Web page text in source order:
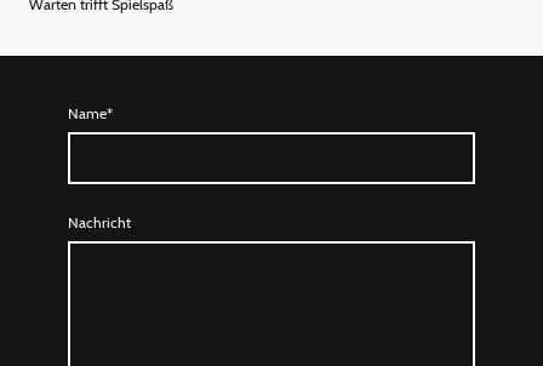
Warten trifft Spielspaß
Name*
Nachricht